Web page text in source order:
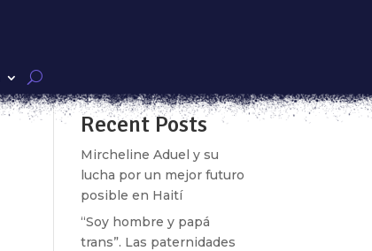
Recent Posts
Mircheline Aduel y su
lucha por un mejor futuro
posible en Haití
“Soy hombre y papá
trans”. Las paternidades